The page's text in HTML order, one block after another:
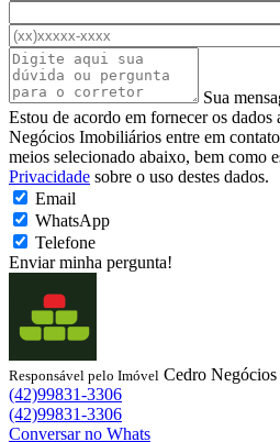
Sua
Estou de acordo em fornecer os dados
Negócios Imobiliários entre em
meios selecionado abaixo, bem como
Privacidade sobre o uso destes dados.
Email
WhatsApp
Telefone
Enviar minha pergunta!
Responsável pelo Imóvel Cedro
(42)99831-3306
(42)99831-3306
Conversar no Whats